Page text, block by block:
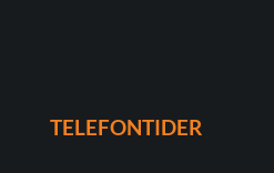
TELEFONTIDER